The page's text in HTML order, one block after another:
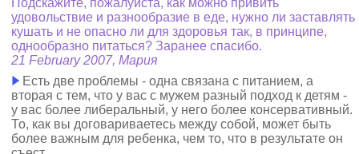
Подскажите, пожалуйста, как можно привить
удовольствие и разнообразие в еде, нужно ли заставлять
кушать и не опасно ли для здоровья так, в принципе,
однообразно питаться? Заранее спасибо.
21 February 2007, Мария
Есть две проблемы - одна связана с питанием, а
вторая с тем, что у вас с мужем разный подход к детям -
у вас более либеральный, у него более консервативный.
То, как вы договариваетесь между собой, может быть
более важным для ребенка, чем то, что в результате он